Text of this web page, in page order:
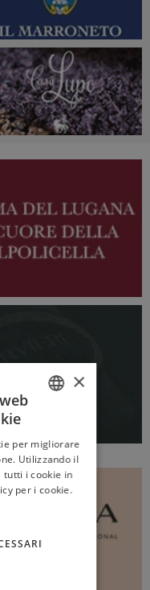
ENGLISH
×
per migliorare
Utilizzando il
tutti i cookie in
per i cookie.